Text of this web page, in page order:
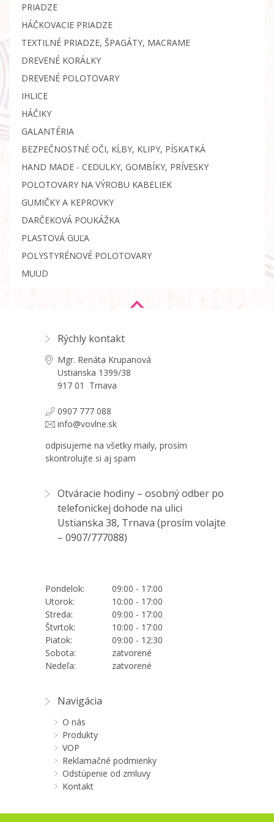
PRIADZE
HÁČKOVACIE PRIADZE
TEXTILNÉ PRIADZE, ŠPAGÁTY, MACRAME
DREVENÉ KORÁLKY
DREVENÉ POLOTOVARY
IHLICE
HÁČIKY
GALANTÉRIA
BEZPEČNOSTNÉ OČI, KĹBY, KLIPY, PÍSKATKÁ
HAND MADE - CEDULKY, GOMBÍKY, PRÍVESKY
POLOTOVARY NA VÝROBU KABELIEK
GUMIČKY A KEPROVKY
DARČEKOVÁ POUKÁŽKA
PLASTOVÁ GUĽA
POLYSTYRÉNOVÉ POLOTOVARY
MUUD
Rýchly kontakt
Mgr. Renáta Krupanová
Ustianska 1399/38
917 01 Trnava
0907 777 088
info@vovlne.sk
odpisujeme na všetky maily, prosím
skontrolujte si aj spam
Otváracie hodiny – osobný odber po
telefonickej dohode na ulici
Ustianska 38, Trnava (prosím volajte
– 0907/777088)
Pondelok:
09:00 - 17:00
Utorok:
10:00 - 17:00
Streda:
09:00 - 17:00
Štvrtok:
10:00 - 17:00
Piatok:
09:00 - 12:30
Sobota:
zatvorené
Nedeľa:
zatvorené
Navigácia
O nás
Produkty
VOP
Reklamačné podmienky
Odstúpenie od zmluvy
Kontakt